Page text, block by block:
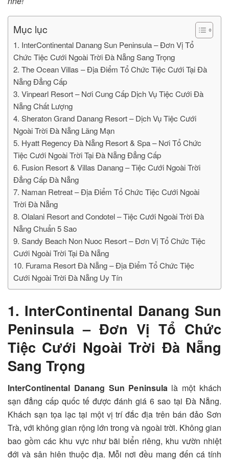
Mục lục
1. InterContinental Danang Sun Peninsula – Đơn Vị Tổ
Chức Tiệc Cưới Ngoài Trời Đà Nẵng Sang Trọng
2. The Ocean Villas – Địa Điểm Tổ Chức Tiệc Cưới Tại Đà
Nẵng Đẳng Cấp
3. Vinpearl Resort – Nơi Cung Cấp Dịch Vụ Tiệc Cưới Đà
Nẵng Chất Lượng
4. Sheraton Grand Danang Resort – Dịch Vụ Tiệc Cưới
Ngoài Trời Đà Nẵng Lãng Mạn
5. Hyatt Regency Đà Nẵng Resort & Spa – Nơi Tổ Chức
Tiệc Cưới Ngoài Trời Tại Đà Nẵng Đẳng Cấp
6. Fusion Resort & Villas Danang – Tiệc Cưới Ngoài Trời
Đẳng Cấp Đà Nẵng
7. Naman Retreat – Địa Điểm Tổ Chức Tiệc Cưới Ngoài
Trời Đà Nẵng
8. Olalani Resort and Condotel – Tiệc Cưới Ngoài Trời Đà
Nẵng Chuẩn 5 Sao
9. Sandy Beach Non Nuoc Resort – Đơn Vị Tổ Chức Tiệc
Cưới Ngoài Trời Tại Đà Nẵng
10. Furama Resort Đà Nẵng – Địa Điểm Tổ Chức Tiệc
Cưới Ngoài Trời Đà Nẵng Uy Tín
1. InterContinental Danang Sun
Peninsula – Đơn Vị Tổ Chức
Tiệc Cưới Ngoài Trời Đà Nẵng
Sang Trọng
InterContinental Danang Sun Peninsula là một khách
sạn đẳng cấp quốc tế được đánh giá 6 sao tại Đà Nẵng.
Khách sạn tọa lạc tại một vị trí đắc địa trên bán đảo Sơn
Trà, với không gian rộng lớn trong và ngoài trời. Không gian
bao gồm các khu vực như bãi biển riêng, khu vườn nhiệt
đới và sân hiên thuộc địa. Mỗi nơi đều mang đến cá tính